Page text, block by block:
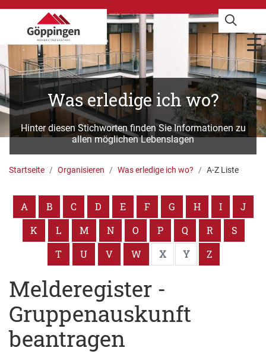
Was erledige ich wo?
Hinter diesen Stichworten finden Sie Informationen zu
allen möglichen Lebenslagen
Startseite Organisieren Was erledige ich wo? A-Z Liste
A B C D E F G H I
J
K
L M N O P Q R
S
T
U V W X Y Z
Melderegister -
Gruppenauskunft
beantragen